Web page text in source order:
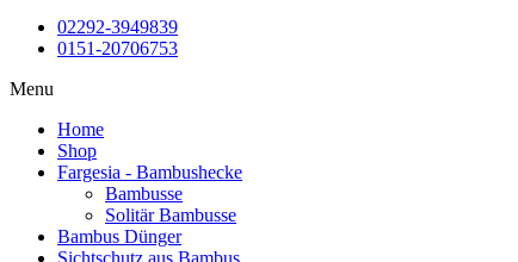
02292-3949839
0151-20706753
Menu
Home
Shop
Fargesia - Bambushecke
Bambusse
Solitär Bambusse
Bambus Dünger
Sichtschutz aus Bambus